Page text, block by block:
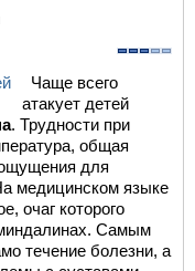
Чаще всего
атакует детей
. Трудности при
общая
для
медицинском языке
очаг которого
Самым
течение болезни, а